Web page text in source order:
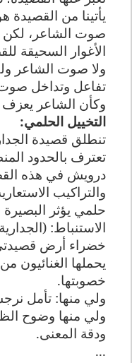
يأتينا من
صوت الشاعر،
الأغوار السحيقة
ولا صوت الشاعر
تفاعل وتداخل
وكأن الشاعر يعزف
التخييل الحلمي:
تنطلق قصيدة
تعترف بالحدود
درويش في هذه
والتراكيب
حلمي يؤثر
الاستنباط:
خضراء أرض
يحملها
خصوبتها.
ولي منها: تأمل
ولي منها وضوح
ودقة المعنى.
...